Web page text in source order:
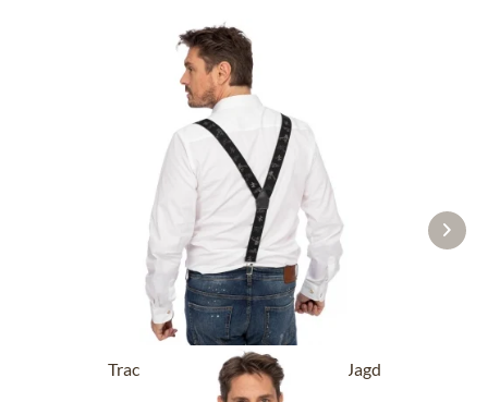
Trachtenhosenträger HOT-721-Jagd
schwarz